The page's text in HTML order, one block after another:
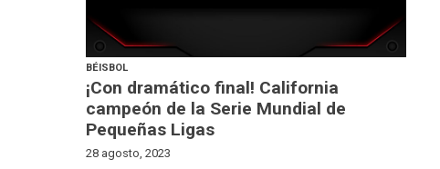
BÉISBOL
¡Con dramático final! California
campeón de la Serie Mundial de
Pequeñas Ligas
28 agosto, 2023